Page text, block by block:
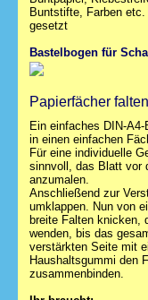
Buntstifte, Farben
gesetzt
Bastelbogen für
Papierfächer falten
Ein einfaches DIN-
in einen einfachen
Für eine individuelle
sinnvoll, das Blatt vor
anzumalen.
Anschließend zur
umklappen. Nun von
breite Falten knicken,
wenden, bis das
verstärkten Seite mit
Haushaltsgummi den
zusammenbinden.